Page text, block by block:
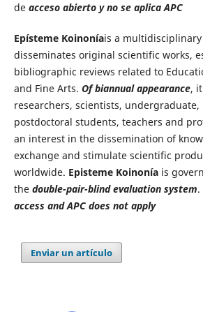
de acceso abierto y no se aplica APC
Epísteme Koinoníais a
disseminates original scientific works,
bibliographic reviews related to
and Fine Arts. Of biannual appearance,
researchers, scientists,
postdoctoral students, teachers and
an interest in the dissemination of
exchange and stimulate scientific
worldwide. Episteme Koinoníais
the double-pair-blind evaluation system
access and APC does not apply
Enviar un artículo